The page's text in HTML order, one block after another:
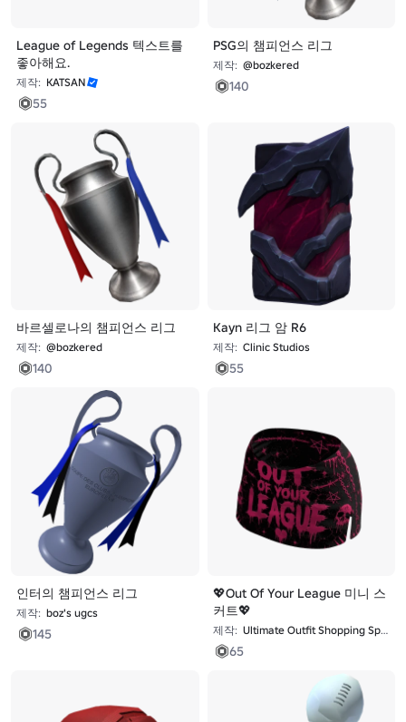
League of Legends 텍스트를
좋아해요.
제작: KATSAN
55
PSG의 챔피언스 리그
제작: @bozkered
140
바르셀로나의 챔피언스 리그
제작: @bozkered
140
Kayn 리그 암 R6
제작: Clinic Studios
55
인터의 챔피언스 리그
제작: boz's ugcs
145
💖Out Of Your League 미니 스
커트💖
제작: Ultimate Outfit Shopping Spree
65